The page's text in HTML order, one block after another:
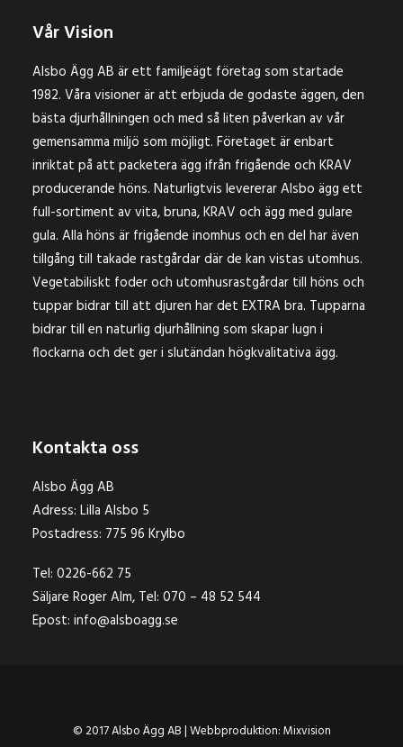
Vår Vision
Alsbo Ägg AB är ett familjeägt företag som startade
1982. Våra visioner är att erbjuda de godaste äggen, den
bästa djurhållningen och med så liten påverkan av vår
gemensamma miljö som möjligt. Företaget är enbart
inriktat på att packetera ägg ifrån frigående och KRAV
producerande höns. Naturligtvis levererar Alsbo ägg ett
full-sortiment av vita, bruna, KRAV och ägg med gulare
gula. Alla höns är frigående inomhus och en del har även
tillgång till takade rastgårdar där de kan vistas utomhus.
Vegetabiliskt foder och utomhusrastgårdar till höns och
tuppar bidrar till att djuren har det EXTRA bra. Tupparna
bidrar till en naturlig djurhållning som skapar lugn i
flockarna och det ger i slutändan högkvalitativa ägg.
Kontakta oss
Alsbo Ägg AB
Adress: Lilla Alsbo 5
Postadress: 775 96 Krylbo
Tel: 0226-662 75
Säljare Roger Alm, Tel: 070 – 48 52 544
Epost: info@alsboagg.se
© 2017 Alsbo Ägg AB | Webbproduktion:Mixvision